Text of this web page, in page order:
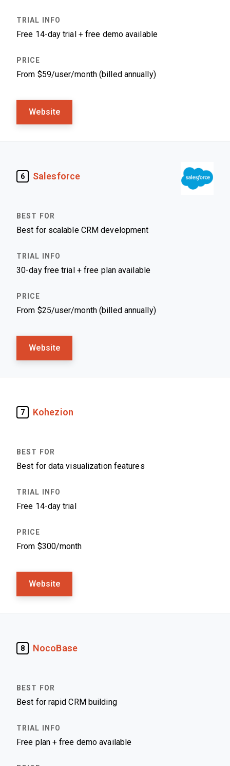
Free 14-day trial + free demo available
From $59/user/month (billed annually)
Website
6 Salesforce
Best for scalable CRM development
30-day free trial + free plan available
From $25/user/month (billed annually)
Website
7 Kohezion
Best for data visualization features
Free 14-day trial
From $300/month
Website
8 NocoBase
Best for rapid CRM building
Free plan + free demo available